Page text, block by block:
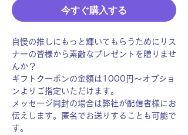
今すぐ購入する
自慢の推しにもっと輝いてもらうためにリス
ナーの皆様から素敵なプレゼントを贈りませ
んか？
ギフトクーポンの金額は1000円〜オプショ
ンよりご指定いただけます。
メッセージ同封の場合は弊社が配信者様にお
伝えします。匿名でお送りすることも可能で
す。